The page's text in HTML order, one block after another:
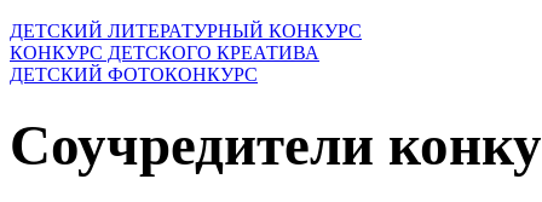
ДЕТСКИЙ ЛИТЕРАТУРНЫЙ КОНКУРС
КОНКУРС ДЕТСКОГО КРЕАТИВА
ДЕТСКИЙ ФОТОКОНКУРС
Соучредители